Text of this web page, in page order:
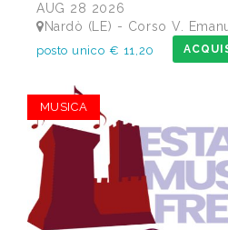
AUG 28 2026
Nardò (LE) - Corso V. Emanuele
posto unico € 11,20
MUSICA